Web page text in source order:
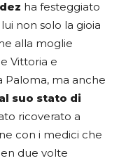
ha festeggiato
lui non solo la gioia
alla moglie
Vittoria e
Paloma, ma anche
suo stato di
ricoverato a
con i medici che
due volte